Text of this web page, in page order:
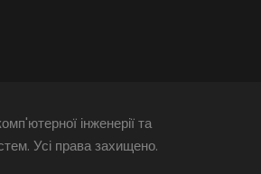
інженерії та
Усі права захищено.